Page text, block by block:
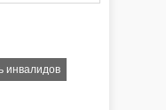
инвалидов